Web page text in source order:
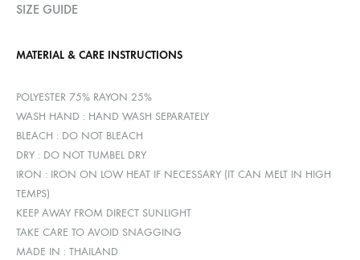
SIZE GUIDE
MATERIAL & CARE INSTRUCTIONS
POLYESTER 75% RAYON 25%
WASH HAND : HAND WASH SEPARATELY
BLEACH : DO NOT BLEACH
DRY : DO NOT TUMBEL DRY
IRON : IRON ON LOW HEAT IF NECESSARY (IT CAN MELT IN HIGH
TEMPS)
KEEP AWAY FROM DIRECT SUNLIGHT
TAKE CARE TO AVOID SNAGGING
MADE IN : THAILAND